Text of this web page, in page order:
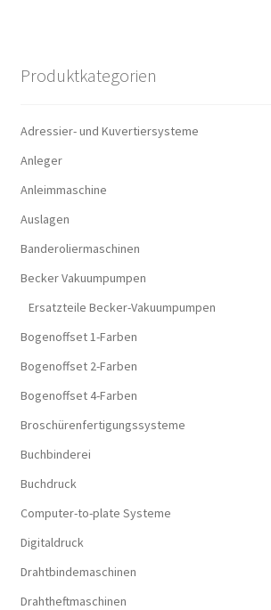
Produktkategorien
Adressier- und Kuvertiersysteme
Anleger
Anleimmaschine
Auslagen
Banderoliermaschinen
Becker Vakuumpumpen
Ersatzteile Becker-Vakuumpumpen
Bogenoffset 1-Farben
Bogenoffset 2-Farben
Bogenoffset 4-Farben
Broschürenfertigungssysteme
Buchbinderei
Buchdruck
Computer-to-plate Systeme
Digitaldruck
Drahtbindemaschinen
Drahtheftmaschinen